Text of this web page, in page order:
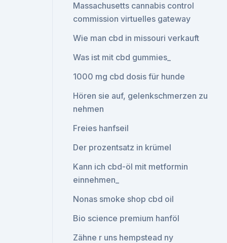
Massachusetts cannabis control
commission virtuelles gateway
Wie man cbd in missouri verkauft
Was ist mit cbd gummies_
1000 mg cbd dosis für hunde
Hören sie auf, gelenkschmerzen zu
nehmen
Freies hanfseil
Der prozentsatz in krümel
Kann ich cbd-öl mit metformin
einnehmen_
Nonas smoke shop cbd oil
Bio science premium hanföl
Zähne r uns hempstead ny